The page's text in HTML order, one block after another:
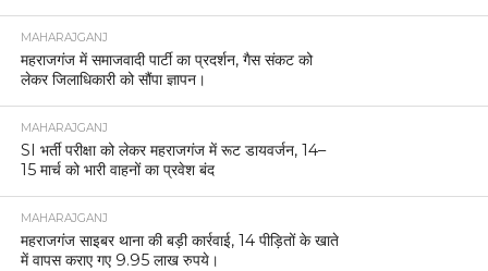
MAHARAJGANJ
महराजगंज में समाजवादी पार्टी का प्रदर्शन, गैस संकट को
लेकर जिलाधिकारी को सौंपा ज्ञापन।
MAHARAJGANJ
SI भर्ती परीक्षा को लेकर महराजगंज में रूट डायवर्जन, 14–
15 मार्च को भारी वाहनों का प्रवेश बंद
MAHARAJGANJ
महराजगंज साइबर थाना की बड़ी कार्रवाई, 14 पीड़ितों के खाते
में वापस कराए गए 9.95 लाख रुपये।